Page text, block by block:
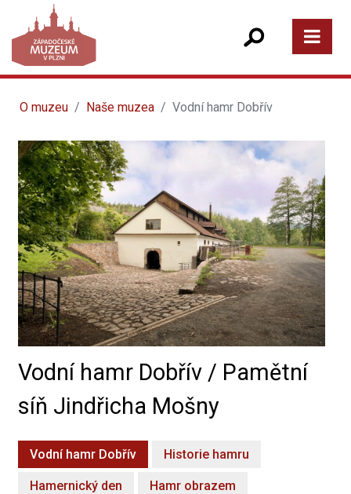
O muzeu Naše muzea Vodní hamr Dobřív
Vodní hamr Dobřív / Pamětní
síň Jindřicha Mošny
Vodní hamr Dobřív Historie hamru
Hamernický den Hamr obrazem